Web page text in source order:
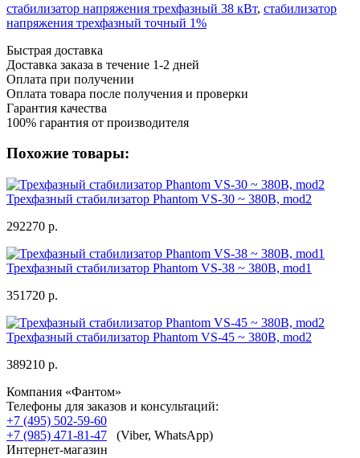
стабилизатор напряжения трехфазный 38 кВт, стабилизатор
напряжения трехфазный точный 1%
Быстрая доставка
Доставка заказа в течение 1-2 дней
Оплата при получении
Оплата товара после получения и проверки
Гарантия качества
100% гарантия от производителя
Похожие товары:
Трехфазный стабилизатор Phantom VS-30 ~ 380В, mod2
292270 р.
Трехфазный стабилизатор Phantom VS-38 ~ 380В, mod1
351720 р.
Трехфазный стабилизатор Phantom VS-45 ~ 380В, mod2
389210 р.
Компания «Фантом»
Телефоны для заказов и консультаций:
+7 (495) 502-59-60
+7 (985) 471-81-47 (Viber, WhatsApp)
Интернет-магазин